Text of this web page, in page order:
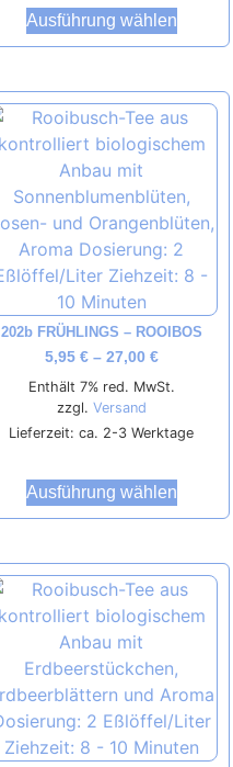
Ausführung wählen
202b FRÜHLINGS – ROOIBOS
5,95 € – 27,00 €
Enthält 7% red. MwSt.
zzgl. Versand
Lieferzeit: ca. 2-3 Werktage
Ausführung wählen